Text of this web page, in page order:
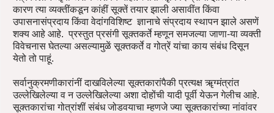
कारण त्या व्यक्तींकडून कांहीं सूक्तें तयार झाली असावींत किंवा
उपासनासंप्रदाय किंवा वेदांगविशिष्ट ज्ञानाचे संप्रदाय स्थापन झाले असणें
शक्य आहे आहे. प्रस्तुत प्रसंगी सूक्तकर्ते म्हणून समजल्या जाणा-या व्यक्ती
विवेचनास घेतल्या असल्यामुळें सूक्तकर्ते व गोत्रें यांचा काय संबंध दिसून
येतो तो पाहूं.
सर्वानुक्रमणीकारांनीं दाखविलेल्या सूक्तकारांपैकी प्रत्यक्ष ॠग्मंत्रांत
उल्लेखिलेल्या व न उल्लेखिलेल्या अशा दोहोंची यादी पूर्वी येऊन गेलीच आहे.
सूक्तकारांचा गोत्रांशीं संबंध जोडवयाचा म्हणजे ज्या सूक्तकारांच्या नांवांवर